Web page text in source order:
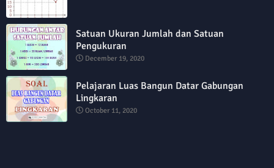
Satuan Ukuran Jumlah dan Satuan
Pengukuran
December 19, 2020
Pelajaran Luas Bangun Datar Gabungan
Lingkaran
October 11, 2020